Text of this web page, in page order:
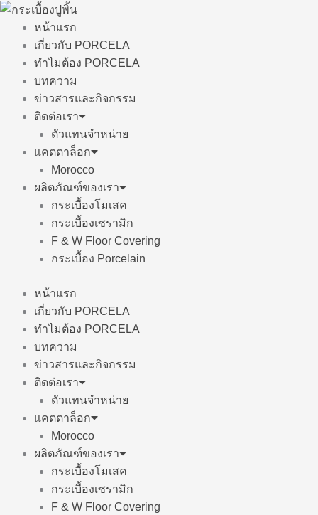
Skip
content
หน้าแรก
เกี่ยวกับ PORCELA
ทำไมต้อง PORCELA
บทความ
ข่าวสารและกิจกรรม
ติดต่อเรา
ตัวแทนจำหน่าย
แคตตาล็อก
Morocco
ผลิตภัณฑ์ของเรา
กระเบื้องโมเสค
กระเบื้องเซรามิก
F & W Floor Covering
กระเบื้อง Porcelain
หน้าแรก
เกี่ยวกับ PORCELA
ทำไมต้อง PORCELA
บทความ
ข่าวสารและกิจกรรม
ติดต่อเรา
ตัวแทนจำหน่าย
แคตตาล็อก
Morocco
ผลิตภัณฑ์ของเรา
กระเบื้องโมเสค
กระเบื้องเซรามิก
F & W Floor Covering